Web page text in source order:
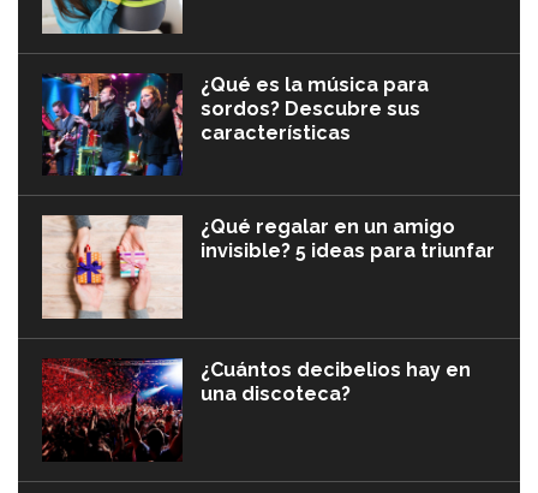
¿Qué es la música para
sordos? Descubre sus
características
¿Qué regalar en un amigo
invisible? 5 ideas para triunfar
¿Cuántos decibelios hay en
una discoteca?